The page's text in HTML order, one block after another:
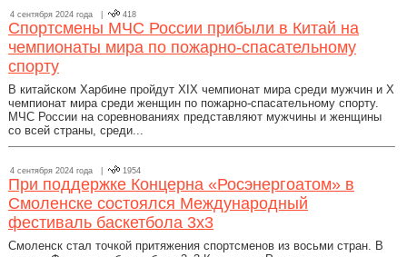
4 сентября 2024 года | 418
Спортсмены МЧС России прибыли в Китай на
чемпионаты мира по пожарно-спасательному
спорту
В китайском Харбине пройдут XIX чемпионат мира среди мужчин и X
чемпионат мира среди женщин по пожарно-спасательному спорту.
МЧС России на соревнованиях представляют мужчины и женщины
со всей страны, среди...
4 сентября 2024 года | 1954
При поддержке Концерна «Росэнергоатом» в
Смоленске состоялся Международный
фестиваль баскетбола 3х3
Смоленск стал точкой притяжения спортсменов из восьми стран. В